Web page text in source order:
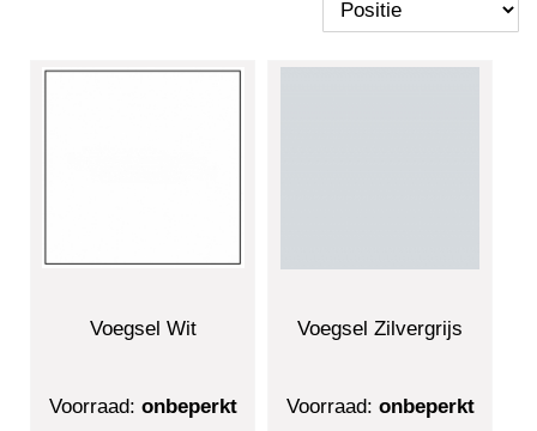
Voegsel Wit
Voorraad: onbeperkt
Voegsel Zilvergrijs
Voorraad: onbeperkt